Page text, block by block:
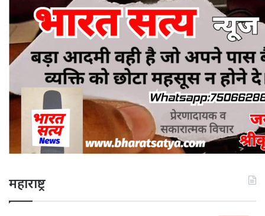
महाराष्ट्र